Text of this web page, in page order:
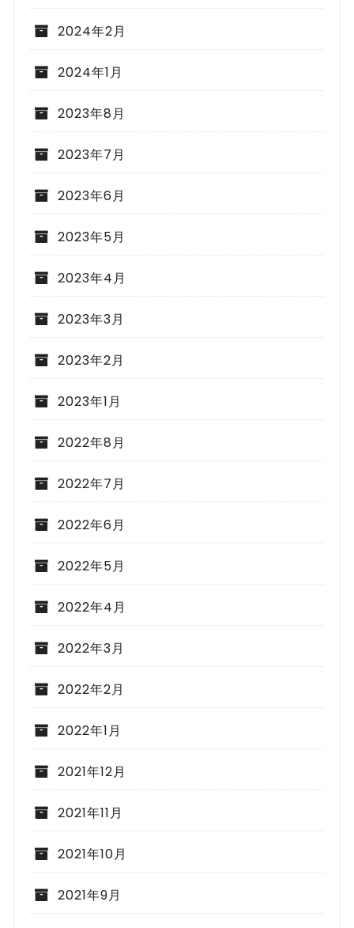
2024年2月
2024年1月
2023年8月
2023年7月
2023年6月
2023年5月
2023年4月
2023年3月
2023年2月
2023年1月
2022年8月
2022年7月
2022年6月
2022年5月
2022年4月
2022年3月
2022年2月
2022年1月
2021年12月
2021年11月
2021年10月
2021年9月